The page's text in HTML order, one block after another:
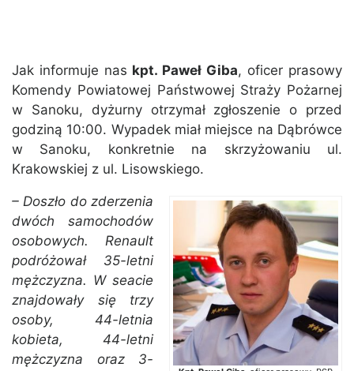
Jak informuje nas kpt. Paweł Giba, oficer prasowy
Komendy Powiatowej Państwowej Straży Pożarnej
w Sanoku, dyżurny otrzymał zgłoszenie o przed
godziną 10:00. Wypadek miał miejsce na Dąbrówce
w Sanoku, konkretnie na skrzyżowaniu ul.
Krakowskiej z ul. Lisowskiego.
– Doszło do zderzenia
dwóch samochodów
osobowych. Renault
podróżował 35-letni
mężczyzna. W seacie
znajdowały się trzy
osoby, 44-letnia
kobieta, 44-letni
mężczyzna oraz 3-